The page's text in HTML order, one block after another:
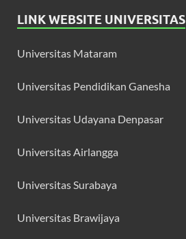
LINK WEBSITE UNIVERSITAS
Universitas Mataram
Universitas Pendidikan Ganesha
Universitas Udayana Denpasar
Universitas Airlangga
Universitas Surabaya
Universitas Brawijaya